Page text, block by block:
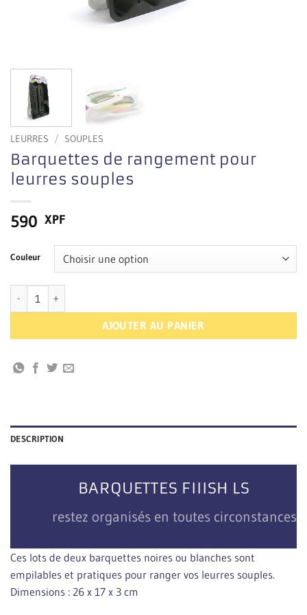
LEURRES / SOUPLES
Barquettes de rangement pour
leurres souples
590 XPF
Couleur
quantité de Barquettes de rangement pour leurres souples
AJOUTER AU PANIER
DESCRIPTION
BARQUETTES FIIISH LS
restez organisés en toutes circonstances
Ces lots de deux barquettes noires ou blanches sont
empilables et pratiques pour ranger vos leurres souples.
Dimensions : 26 x 17 x 3 cm